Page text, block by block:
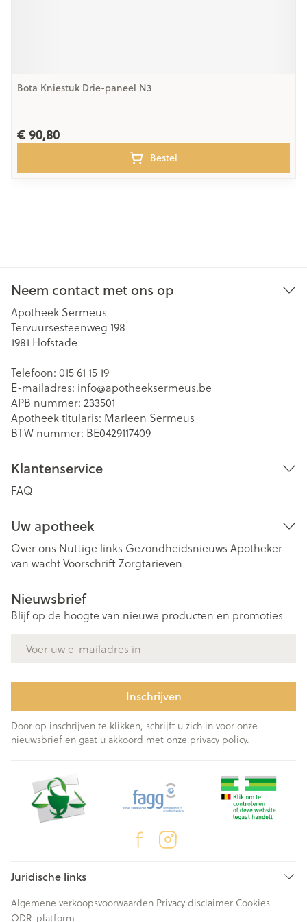
Bota Kniestuk Drie-paneel N3
€ 90,80
Bestel
Neem contact met ons op
Apotheek Sermeus
Tervuursesteenweg 198
1981 Hofstade
Telefoon: 015 61 15 19
E-mailadres: info@apotheeksermeus.be
APB nummer: 233501
Apotheek titularis: Marleen Sermeus
BTW nummer: BE0429117409
Klantenservice
FAQ
Uw apotheek
Over ons Nuttige links Gezondheidsnieuws Apotheker
van wachtVoorschriftZorgtarieven
Nieuwsbrief
Blijf op de hoogte van nieuwe producten en promoties
Inschrijven
Door op inschrijven te klikken, schrijft u zich in voor onze
nieuwsbrief en gaat u akkoord met onze privacy policy.
Juridische links
Algemene verkoopsvoorwaarden Privacy disclaimer Cookies
ODR-platform